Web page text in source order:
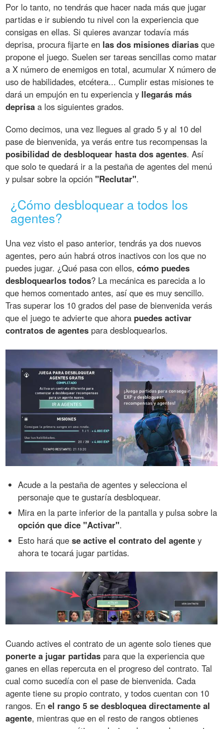
Por lo tanto, no tendrás que hacer nada más que jugar
partidas e ir subiendo tu nivel con la experiencia que
consigas en ellas. Si quieres avanzar todavía más
deprisa, procura fijarte en las dos misiones diarias que
propone el juego. Suelen ser tareas sencillas como matar
a X número de enemigos en total, acumular X número de
uso de habilidades, etcétera... Cumplir estas misiones te
dará un empujón en tu experiencia y llegarás más
deprisa a los siguientes grados.
Como decimos, una vez llegues al grado 5 y al 10 del
pase de bienvenida, ya verás entre tus recompensas la
posibilidad de desbloquear hasta dos agentes. Así
que solo te quedará ir a la pestaña de agentes del menú
y pulsar sobre la opción"Reclutar".
¿Cómo desbloquear a todos los
agentes?
Una vez visto el paso anterior, tendrás ya dos nuevos
agentes, pero aún habrá otros inactivos con los que no
puedes jugar. ¿Qué pasa con ellos,cómo puedes
desbloquearlos todos? La mecánica es parecida a lo
que hemos comentado antes, así que es muy sencillo.
Tras superar los 10 grados del pase de bienvenida verás
que el juego te advierte que ahora puedes activar
contratos de agentes para desbloquearlos.
Acude a la pestaña de agentes y selecciona el
personaje que te gustaría desbloquear.
Mira en la parte inferior de la pantalla y pulsa sobre la
opción que dice "Activar".
Esto hará quese active el contrato del agente y
ahora te tocará jugar partidas.
Cuando actives el contrato de un agente solo tienes que
ponerte a jugar partidas para que la experiencia que
ganes en ellas repercuta en el progreso del contrato. Tal
cual como sucedía con el pase de bienvenida. Cada
agente tiene su propio contrato, y todos cuentan con 10
rangos. Enel rango 5 se desbloquea directamente al
agente, mientras que en el resto de rangos obtienes